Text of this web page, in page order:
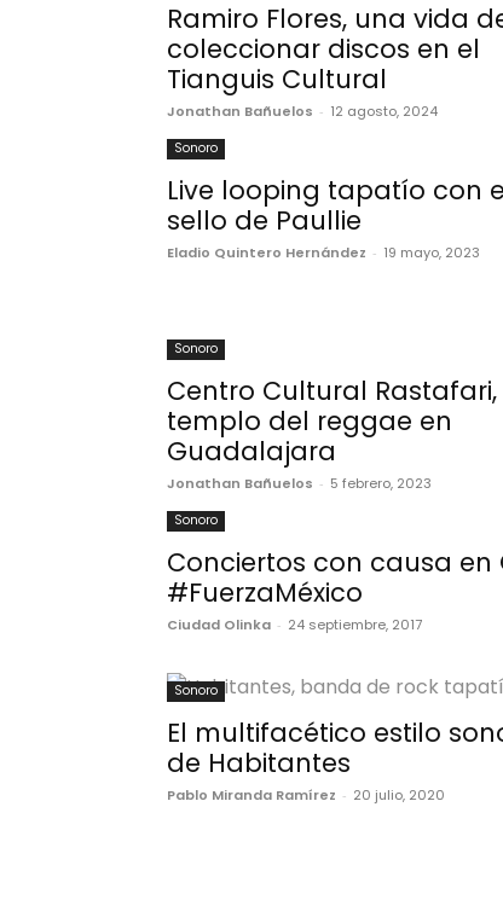
Ramiro Flores, una vida
coleccionar discos en el
Tianguis Cultural
Jonathan Bañuelos - 12 agosto, 2024
Sonoro
Live looping tapatío con
sello de Paullie
Eladio Quintero Hernández - 19 mayo, 2023
Sonoro
Centro Cultural Rastafari,
templo del reggae en
Guadalajara
Jonathan Bañuelos - 5 febrero, 2023
Sonoro
Conciertos con causa en
#FuerzaMéxico
Ciudad Olinka - 24 septiembre, 2017
Sonoro
El multifacético estilo
de Habitantes
Pablo Miranda Ramírez - 20 julio, 2020